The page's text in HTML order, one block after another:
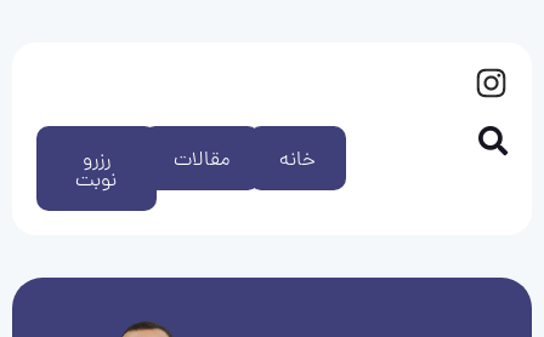
رزرو
نوبت
مقالات خانه